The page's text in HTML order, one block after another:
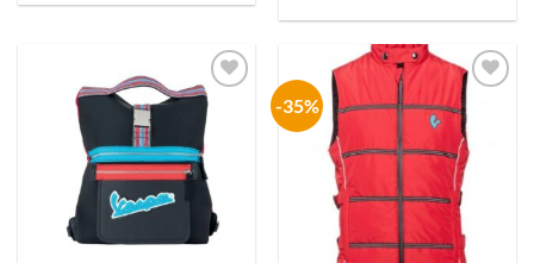
Aggiungi
alla lista
desideri
-35%
Aggiungi
alla lista
desideri